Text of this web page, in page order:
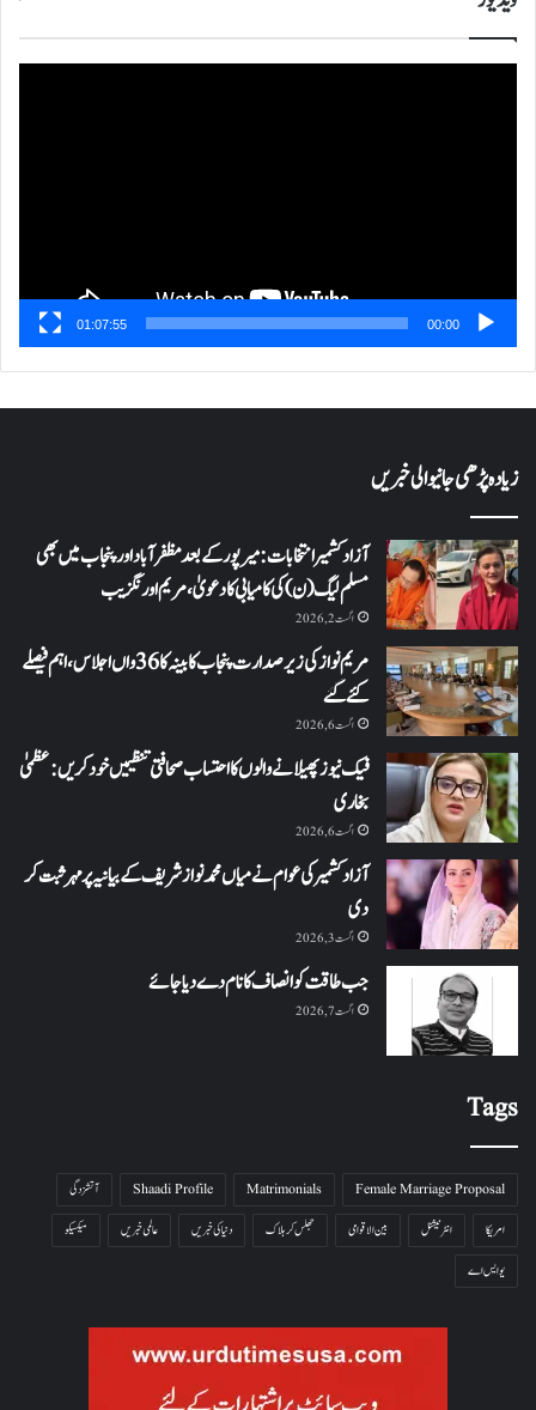
00:00
01:07:55
زیادہ پڑھی جانیوالی خبریں
آزاد کشمیر انتخابات: میرپور کے بعد مظفرآباد اور پنجاب میں بھی
مسلم لیگ (ن) کی کامیابی کا دعویٰ، مریم اورنگزیب
اگست 2, 2026
مریم نواز کی زیر صدارت پنجاب کابینہ کا 36واں اجلاس،اہم فیصلے
کئے گئے
اگست 6, 2026
فیک نیوز پھیلانے والوں کا احتساب صحافتی تنظیمیں خود کریں: عظمیٰ
بخاری
اگست 6, 2026
آزاد کشمیر کی عوام نے میاں محمد نواز شریف کے بیانیہ پر مہر ثبت کر
دی
اگست 3, 2026
جب طاقت کو انصاف کا نام دے دیا جائے
اگست 7, 2026
Tags
Female Marriage Proposal
Matrimonials
Shaadi Profile
آتشزدگی
امریکا
انٹرنیشنل بین الاقوامی جھلس کر ہلاک دنیا کی خبریں عالمی خبریں
میکسیکو
یو ایس اے